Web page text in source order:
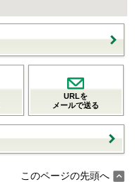
URLを
メールで送る
このページの先頭へ